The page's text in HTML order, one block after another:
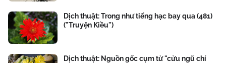
Dịch thuật: Trong như tiếng hạc bay qua (481)
("Truyện Kiều")
Dịch thuật: Nguồn gốc cụm từ "cửu ngũ chí